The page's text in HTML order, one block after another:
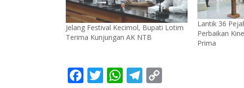
Jelang Festival Kecimol, Bupati Lotim
Terima Kunjungan AK NTB
Lantik 36
Perbaikan
Prima
F T W T